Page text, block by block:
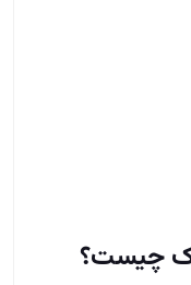
چیست؟